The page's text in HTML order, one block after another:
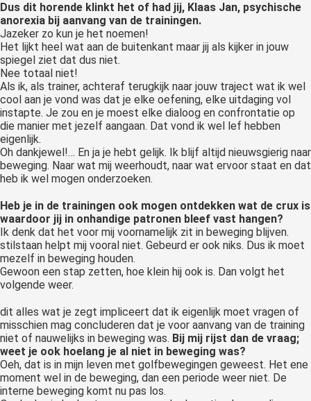
Dus dit horende klinkt het of had jij, Klaas Jan, psychische
anorexia bij aanvang van de trainingen.
Jazeker zo kun je het noemen!
Het lijkt heel wat aan de buitenkant maar jij als kijker in jouw
spiegel ziet dat dus niet.
Nee totaal niet!
Als ik, als trainer, achteraf terugkijk naar jouw traject wat ik wel
cool aan je vond was dat je elke oefening, elke uitdaging vol
instapte. Je zou en je moest elke dialoog en confrontatie op
die manier met jezelf aangaan. Dat vond ik wel lef hebben
eigenlijk.
Oh dankjewel!… En ja je hebt gelijk. Ik blijf altijd nieuwsgierig naar
beweging. Naar wat mij weerhoudt, naar wat ervoor staat en dat
heb ik wel mogen onderzoeken.
Heb je in de trainingen ook mogen ontdekken wat de crux is
waardoor jij in onhandige patronen bleef vast hangen?
Ik denk dat het voor mij voornamelijk zit in beweging blijven.
stilstaan helpt mij vooral niet. Gebeurd er ook niks. Dus ik moet
mezelf in beweging houden.
Gewoon een stap zetten, hoe klein hij ook is. Dan volgt het
volgende weer.
dit alles wat je zegt impliceert dat ik eigenlijk moet vragen of
misschien mag concluderen dat je voor aanvang van de training
niet of nauwelijks in beweging was. Bij mij rijst dan de vraag;
weet je ook hoelang je al niet in beweging was?
Oeh, dat is in mijn leven met golfbewegingen geweest. Het ene
moment wel in de beweging, dan een periode weer niet. De
interne beweging komt nu pas los.